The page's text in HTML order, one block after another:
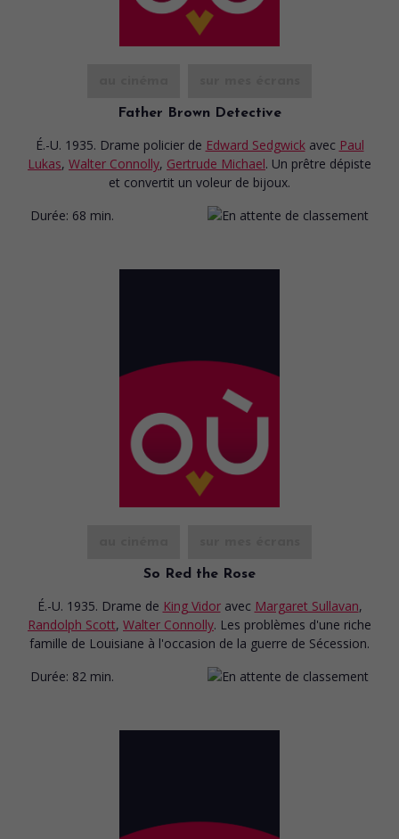
Father Brown Detective
É.-U. 1935. Drame policier de Edward Sedgwick avec Paul
Lukas, Walter Connolly, Gertrude Michael. Un prêtre dépiste
et convertit un voleur de bijoux.
Durée: 68 min.
So Red the Rose
É.-U. 1935. Drame de King Vidor avec Margaret Sullavan,
Randolph Scott, Walter Connolly. Les problèmes d'une riche
famille de Louisiane à l'occasion de la guerre de Sécession.
Durée: 82 min.